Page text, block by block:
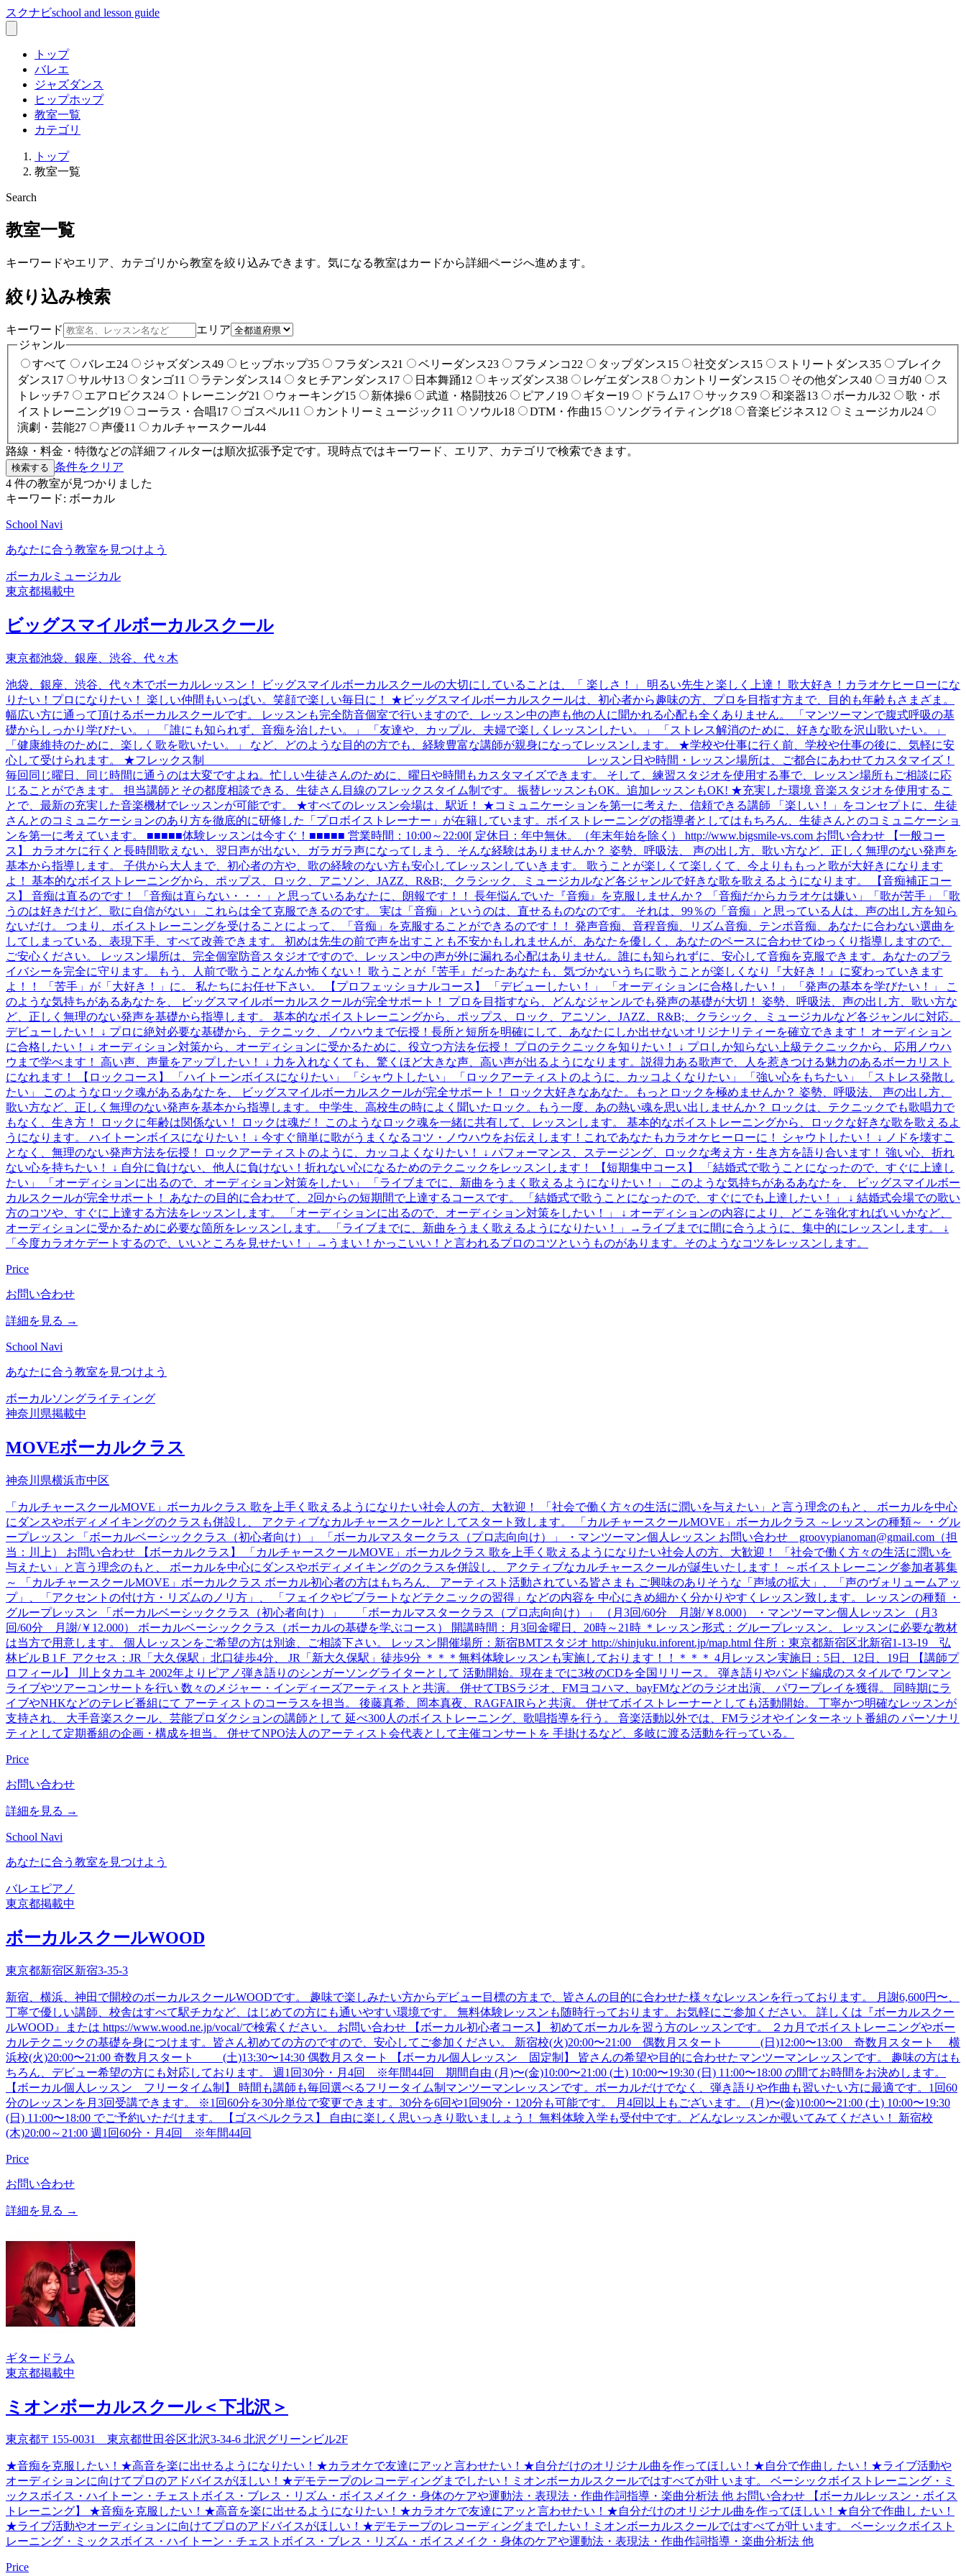
スクナビschool and lesson guide
トップ
バレエ
ジャズダンス
ヒップホップ
教室一覧
カテゴリ
トップ
教室一覧
Search
教室一覧
キーワードやエリア、カテゴリから教室を絞り込みできます。気になる教室はカードから詳細ページへ進めます。
絞り込み検索
キーワード
エリア
ジャンル
すべて
バレエ24 ジャズダンス49 ヒップホップ35 フラダンス21 ベリーダンス23 フラメンコ 22 タップダンス15 社交ダンス15 ストリートダンス35
ブレイク
ダンス17 サルサ13 タンゴ11 ラテンダンス14 タヒチアンダンス17 日本舞踊12 キッズダンス38 レゲエダンス8 カントリーダンス15 その他ダンス40 ヨガ40
ス
トレッチ7 エアロビクス24 トレーニング21 ウォーキング15 新体操6 武道・格闘技26 ピアノ 19 ギター19 ドラム17 サックス9 和楽器13 ボーカル32
歌・ボ
イストレーニング19 コーラス・合唱17 ゴスペル11 カントリーミュージック11 ソウル18 DTM・作曲15 ソングライティング18 音楽ビジネス12 ミュージカル24
演劇・芸能27 声優11 カルチャースクール44
路線・料金・特徴などの詳細フィルターは順次拡張予定です。現時点ではキーワード、エリア、カテゴリで検索できます。
検索する 条件をクリア
4 件の教室が見つかりました
キーワード: ボーカル
School Navi
あなたに合う教室を見つけよう
ボーカル ミュージカル
東京都掲載中
ビッグスマイルボーカルスクール
東京都池袋、銀座、渋谷、代々木
池袋、銀座、渋谷、代々木でボーカルレッスン！ ビッグスマイルボーカルスクールの大切にしていることは、「 楽しさ！」 明るい先生と楽しく上達！ 歌大好き！カラオケヒーローにな
りたい！プロになりたい！ 楽しい仲間もいっぱい。笑顔で楽しい毎日に！ ★ビッグスマイルボーカルスクールは、初心者から趣味の方、プロを目指す方まで、目的も年齢もさまざま。
幅広い方に通って頂けるボーカルスクールです。 レッスンも完全防音個室で行いますので、レッスン中の声も他の人に聞かれる心配も全くありません。 「マンツーマンで腹式呼吸の基
礎からしっかり学びたい。」 「誰にも知られず、音痴を治したい。」 「友達や、カップル、夫婦で楽しくレッスンしたい。」 「ストレス解消のために、好きな歌を沢山歌いたい。」
「健康維持のために、楽しく歌を歌いたい。」 など、どのような目的の方でも、経験豊富な講師が親身になってレッスンします。 ★学校や仕事に行く前、学校や仕事の後に、気軽に安
心して受けられます。 ★フレックス制 レッスン日や時間・レッスン場所は、ご都合にあわせてカスタマイズ！
毎回同じ曜日、同じ時間に通うのは大変ですよね。忙しい生徒さんのために、曜日や時間もカスタマイズできます。 そして、練習スタジオを使用する事で、レッスン場所もご相談に応
じることができます。 担当講師とその都度相談できる、生徒さん目線のフレックスタイム制です。 振替レッスンもOK。追加レッスンもOK! ★充実した環境 音楽スタジオを使用するこ
とで、最新の充実した音楽機材でレッスンが可能です。 ★すべてのレッスン会場は、駅近！ ★コミュニケーションを第一に考えた、信頼できる講師 「楽しい！」をコンセプトに、生徒
さんとのコミュニケーションのあり方を徹底的に研修した「プロボイストレーナー」が在籍しています。ボイストレーニングの指導者としてはもちろん、生徒さんとのコミュニケーショ
ンを第一に考えています。 ■■■■■体験レッスンは今すぐ！■■■■■ 営業時間：10:00～22:00[ 定休日：年中無休。（年末年始を除く） http://www.bigsmile-vs.com お問い合わせ 【一般コー
ス】 カラオケに行くと長時間歌えない、翌日声が出ない、ガラガラ声になってしまう、そんな経験はありませんか？ 姿勢、呼吸法、 声の出し方、歌い方など、正しく無理のない発声を
基本から指導します。 子供から大人まで、初心者の方や、歌の経験のない方も安心してレッスンしていきます。 歌うことが楽しくて楽しくて、今よりももっと歌が大好きになります
よ！ 基本的なボイストレーニングから、ポップス、ロック、アニソン、JAZZ、R&B;、クラシック、ミュージカルなど各ジャンルで好きな歌を歌えるようになります。 【音痴補正コー
ス】 音痴は直るのです！ 「音痴は直らない・・・」と思っているあなたに、朗報です！！ 長年悩んでいた『音痴』を克服しませんか？ 「音痴だからカラオケは嫌い」「歌が苦手」「歌
うのは好きだけど、歌に自信がない」 これらは全て克服できるのです。 実は「音痴」というのは、直せるものなのです。 それは、99％の「音痴」と思っている人は、声の出し方を知ら
ないだけ。 つまり、ボイストレーニングを受けることによって、「音痴」を克服することができるのです！！ 発声音痴、音程音痴、リズム音痴、テンポ音痴、あなたに合わない選曲を
してしまっている、表現下手、すべて改善できます。 初めは先生の前で声を出すことも不安かもしれませんが、あなたを優しく、あなたのペースに合わせてゆっくり指導しますので、
ご安心ください。 レッスン場所は、完全個室防音スタジオですので、レッスン中の声が外に漏れる心配はありません。誰にも知られずに、安心して音痴を克服できます。あなたのプラ
イバシーを完全に守ります。 もう、人前で歌うことなんか怖くない！ 歌うことが『苦手』だったあなたも、気づかないうちに歌うことが楽しくなり『大好き！』に変わっていきます
よ！！ 「苦手」が「大好き！」に。 私たちにお任せ下さい。 【プロフェッショナルコース】 「デビューしたい！」 「オーディションに合格したい！」 「発声の基本を学びたい！」 こ
のような気持ちがあるあなたを、 ビッグスマイルボーカルスクールが完全サポート！ プロを目指すなら、どんなジャンルでも発声の基礎が大切！ 姿勢、呼吸法、声の出し方、歌い方な
ど、正しく無理のない発声を基礎から指導します。 基本的なボイストレーニングから、ポップス、ロック、アニソン、JAZZ、R&B;、クラシック、ミュージカルなど各ジャンルに対応。
デビューしたい！ ↓ プロに絶対必要な基礎から、テクニック、ノウハウまで伝授！長所と短所を明確にして、あなたにしか出せないオリジナリティーを確立できます！ オーディション
に合格したい！ ↓ オーディション対策から、オーディションに受かるために、役立つ方法を伝授！ プロのテクニックを知りたい！ ↓ プロしか知らない上級テクニックから、応用ノウハ
ウまで学べます！ 高い声、声量をアップしたい！ ↓ 力を入れなくても、驚くほど大きな声、高い声が出るようになります。説得力ある歌声で、人を惹きつける魅力のあるボーカリスト
になれます！ 【ロックコース】 「ハイトーンボイスになりたい」 「シャウトしたい」 「ロックアーティストのように、カッコよくなりたい」 「強い心をもちたい」 「ストレス発散し
たい」 このようなロック魂があるあなたを、 ビッグスマイルボーカルスクールが完全サポート！ ロック大好きなあなた。もっとロックを極めませんか？ 姿勢、呼吸法、 声の出し方、
歌い方など、正しく無理のない発声を基本から指導します。 中学生、高校生の時によく聞いたロック。もう一度、あの熱い魂を思い出しませんか？ ロックは、テクニックでも歌唱力で
もなく、生き方！ ロックに年齢は関係ない！ ロックは魂だ！ このようなロック魂を一緒に共有して、レッスンします。 基本的なボイストレーニングから、ロックな好きな歌を歌えるよ
うになります。 ハイトーンボイスになりたい！ ↓ 今すぐ簡単に歌がうまくなるコツ・ノウハウをお伝えします！これであなたもカラオケヒーローに！ シャウトしたい！ ↓ ノドを壊すこ
となく、無理のない発声方法を伝授！ ロックアーティストのように、カッコよくなりたい！ ↓ パフォーマンス、ステージング、ロックな考え方・生き方を語り合います！ 強い心、折れ
ない心を持ちたい！ ↓ 自分に負けない、他人に負けない！折れない心になるためのテクニックをレッスンします！ 【短期集中コース】 「結婚式で歌うことになったので、すぐに上達し
たい」 「オーディションに出るので、オーディション対策をしたい」 「ライブまでに、新曲をうまく歌えるようになりたい！」 このような気持ちがあるあなたを、 ビッグスマイルボー
カルスクールが完全サポート！ あなたの目的に合わせて、2回からの短期間で上達するコースです。 「結婚式で歌うことになったので、すぐにでも上達したい！」 ↓ 結婚式会場での歌い
方のコツや、すぐに上達する方法をレッスンします。 「オーディションに出るので、オーディション対策をしたい！」 ↓ オーディションの内容により、どこを強化すればいいかなど、
オーディションに受かるために必要な箇所をレッスンします。 「ライブまでに、新曲をうまく歌えるようになりたい！」→ライブまでに間に合うように、集中的にレッスンします。 ↓
「今度カラオケデートするので、いいところを見せたい！」→うまい！かっこいい！と言われるプロのコツというものがあります。そのようなコツをレッスンします。
Price
お問い合わせ
詳細を見る →
School Navi
あなたに合う教室を見つけよう
ボーカルソングライティング
神奈川県掲載中
MOVEボーカルクラス
神奈川県横浜市中区
「カルチャースクールMOVE」ボーカルクラス 歌を上手く歌えるようになりたい社会人の方、大歓迎！ 「社会で働く方々の生活に潤いを与えたい」と言う理念のもと、 ボーカルを中心
にダンスやボディメイキングのクラスも併設し、 アクティブなカルチャースクールとしてスタート致します。 「カルチャースクールMOVE」ボーカルクラス ～レッスンの種類～ ・グル
ープレッスン 「ボーカルベーシッククラス（初心者向け）」 「ボーカルマスタークラス（プロ志向向け）」 ・マンツーマン個人レッスン お問い合わせ groovypianoman@gmail.com（担
当：川上） お問い合わせ 【ボーカルクラス】 「カルチャースクールMOVE」ボーカルクラス 歌を上手く歌えるようになりたい社会人の方、大歓迎！ 「社会で働く方々の生活に潤いを
与えたい」と言う理念のもと、 ボーカルを中心にダンスやボディメイキングのクラスを併設し、 アクティブなカルチャースクールが誕生いたします！ ～ボイストレーニング参加者募集
～ 「カルチャースクールMOVE」ボーカルクラス ボーカル初心者の方はもちろん、 アーティスト活動されている皆さまも ご興味のありそうな「声域の拡大」、「声のヴォリュームアッ
プ」、「アクセントの付け方・リズムのノリ方」、 「フェイクやビブラートなどテクニックの習得」などの内容を 中心にきめ細かく分かりやすくレッスン致します。 レッスンの種類 ・
グループレッスン 「ボーカルベーシッククラス（初心者向け）」 「ボーカルマスタークラス（プロ志向向け）」 （月3回/60分 月謝/￥8.000） ・マンツーマン個人レッスン （月3
回/60分 月謝/￥12.000） ボーカルベーシッククラス（ボーカルの基礎を学ぶコース） 開講時間：月3回金曜日、20時～21時 ＊レッスン形式：グループレッスン。 レッスンに必要な教材
は当方で用意します。 個人レッスンをご希望の方は別途、ご相談下さい。 レッスン開催場所：新宿BMTスタジオ http://shinjuku.inforent.jp/map.html 住所：東京都新宿区北新宿1-13-19 弘
林ビルＢ1Ｆ アクセス：JR「大久保駅」北口徒歩4分、 JR「新大久保駅」徒歩9分 ＊＊＊無料体験レッスンも実施しております！！＊＊＊ 4月レッスン実施日：5日、12日、19日 【講師プ
ロフィール】 川上タカユキ 2002年よりピアノ弾き語りのシンガーソングライターとして 活動開始。現在までに3枚のCDを全国リリース。 弾き語りやバンド編成のスタイルで ワンマン
ライブやツアーコンサートを行い 数々のメジャー・インディーズアーティストと共演。 併せてTBSラジオ、FMヨコハマ、bayFMなどのラジオ出演、 パワープレイを獲得。 同時期にラ
イブやNHKなどのテレビ番組にて アーティストのコーラスを担当。 後藤真希、岡本真夜、RAGFAIRらと共演。 併せてボイストレーナーとしても活動開始。 丁寧かつ明確なレッスンが
支持され、 大手音楽スクール、芸能プロダクションの講師として 延べ300人のボイストレーニング、歌唱指導を行う。 音楽活動以外では、FMラジオやインターネット番組の パーソナリ
ティとして定期番組の企画・構成を担当。 併せてNPO法人のアーティスト会代表として主催コンサートを 手掛けるなど、多岐に渡る活動を行っている。
Price
お問い合わせ
詳細を見る →
School Navi
あなたに合う教室を見つけよう
バレエ ピアノ
東京都掲載中
ボーカルスクールWOOD
東京都新宿区新宿3-35-3
新宿、横浜、神田で開校のボーカルスクールWOODです。 趣味で楽しみたい方からデビュー目標の方まで、皆さんの目的に合わせた様々なレッスンを行っております。 月謝6,600円〜、
丁寧で優しい講師、校舎はすべて駅チカなど、はじめての方にも通いやすい環境です。 無料体験レッスンも随時行っております。お気軽にご参加ください。 詳しくは『ボーカルスクー
ルWOOD』または https://www.wood.ne.jp/vocal/で検索ください。 お問い合わせ 【ボーカル初心者コース】 初めてボーカルを習う方のレッスンです。 ２カ月でボイストレーニングやボー
カルテクニックの基礎を身につけます。皆さん初めての方のですので、安心してご参加ください。 新宿校(火)20:00〜21:00 偶数月スタート (日)12:00〜13:00 奇数月スタート 横
浜校(火)20:00〜21:00 奇数月スタート (土)13:30〜14:30 偶数月スタート 【ボーカル個人レッスン 固定制】 皆さんの希望や目的に合わせたマンツーマンレッスンです。 趣味の方はも
ちろん、デビュー希望の方にも対応しております。 週1回30分・月4回 ※年間44回 期間自由 (月)〜(金)10:00〜21:00 (土) 10:00〜19:30 (日) 11:00〜18:00 の間てお時間をお決めします。
【ボーカル個人レッスン フリータイム制】 時間も講師も毎回選べるフリータイム制マンツーマンレッスンです。ボーカルだけでなく、弾き語りや作曲も習いたい方に最適です。1回60
分のレッスンを月3回受講できます。 ※1回60分を30分単位で変更できます。30分を6回や1回90分・120分も可能です。 月4回以上もございます。 (月)〜(金)10:00〜21:00 (土) 10:00〜19:30
(日) 11:00〜18:00 でご予約いただけます。 【ゴスペルクラス】 自由に楽しく思いっきり歌いましょう！ 無料体験入学も受付中です。どんなレッスンか覗いてみてください！ 新宿校
(木)20:00～21:00 週1回60分・月4回 ※年間44回
Price
お問い合わせ
詳細を見る →
ギター ドラム
東京都掲載中
ミオンボーカルスクール＜下北沢＞
東京都〒155-0031 東京都世田谷区北沢3-34-6 北沢グリーンビル2F
★音痴を克服したい！★高音を楽に出せるようになりたい！★カラオケで友達にアッと言わせたい！★自分だけのオリジナル曲を作ってほしい！★自分で作曲し たい！★ライブ活動や
オーディションに向けてプロのアドバイスがほしい！★デモテープのレコーディングまでしたい！ミオンボーカルスクールではすべてが叶 います。 ベーシックボイストレーニング・ミ
ックスボイス・ハイトーン・チェストボイス・ブレス・リズム・ボイスメイク・身体のケアや運動法・表現法・作曲作詞指導・楽曲分析法 他 お問い合わせ 【ボーカルレッスン・ボイス
トレーニング】 ★音痴を克服したい！★高音を楽に出せるようになりたい！★カラオケで友達にアッと言わせたい！★自分だけのオリジナル曲を作ってほしい！★自分で作曲し たい！
★ライブ活動やオーディションに向けてプロのアドバイスがほしい！★デモテープのレコーディングまでしたい！ミオンボーカルスクールではすべてが叶 います。 ベーシックボイスト
レーニング・ミックスボイス・ハイトーン・チェストボイス・ブレス・リズム・ボイスメイク・身体のケアや運動法・表現法・作曲作詞指導・楽曲分析法 他
Price